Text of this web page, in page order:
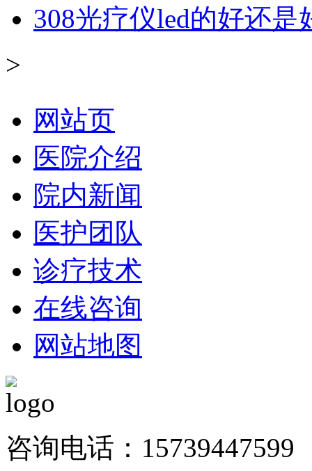
308光疗仪led的好还是
>
网站页
医院介绍
院内新闻
医护团队
诊疗技术
在线咨询
网站地图
咨询电话：15739447599